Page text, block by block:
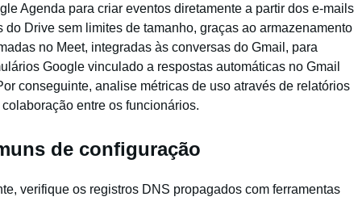
Agenda para criar eventos diretamente a partir dos e-mails
Drive sem limites de tamanho, graças ao armazenamento
no Meet, integradas às conversas do Gmail, para
Google vinculado a respostas automáticas no Gmail
conseguinte, analise métricas de uso através de relatórios
entre os funcionários.
de configuração
verifique os registros DNS propagados com ferramentas